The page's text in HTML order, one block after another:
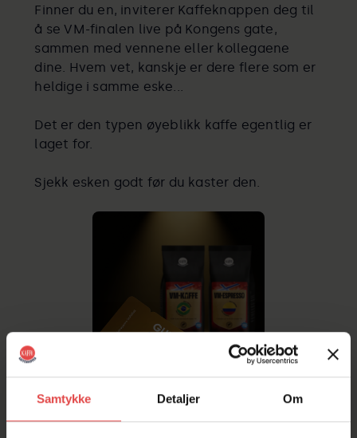
Samtykke Detaljer Om
Finner du en, inviterer Kaffeknappen deg til
å se VM-finalen live på Kongens gate,
sammen med vennene eller kollegaene
dine. Hvem vet, kanskje er dere flere som er
heldige i samme eske...
Det er den typen øyeblikk kaffe egentlig er
laget for.
Sjekk esken godt før du kaster den.